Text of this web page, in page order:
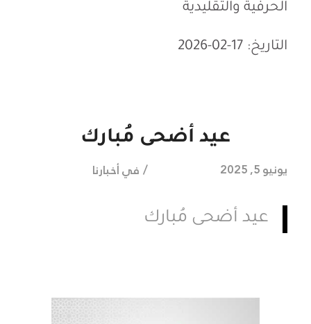
الحرفية والتقليدية
التاريخ: 17-02-2026
عيد أضحى مُبارك
يونيو 5, 2025 / فيأخبارنا
عيد أضحى مُبارك